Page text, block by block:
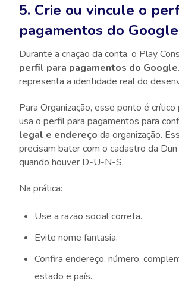
5. Crie ou vincule o
pagamentos do Google
Durante a criação da conta, o Play
perfil para pagamentos do Google
representa a identidade real do
Para Organização, esse ponto é
usa o perfil para pagamentos para
legal e endereço da organização.
precisam bater com o cadastro da
quando houver D-U-N-S.
Na prática:
Use a razão social correta.
Evite nome fantasia.
Confira endereço, número,
estado e país.